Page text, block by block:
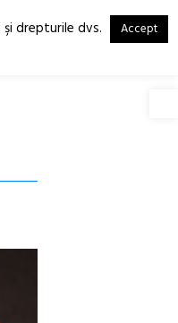
ENdrepturile dvs. Accept